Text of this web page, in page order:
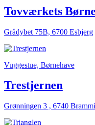
Tovværkets
Grådybet 75B, 6700 Esbjerg
Vuggestue, Børnehave
Trestjernen
Grønningen 3 , 6740